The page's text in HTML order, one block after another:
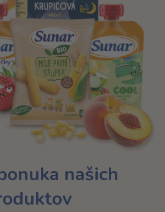
našich